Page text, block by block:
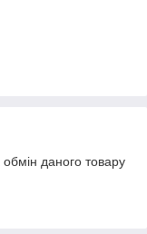
даного товару